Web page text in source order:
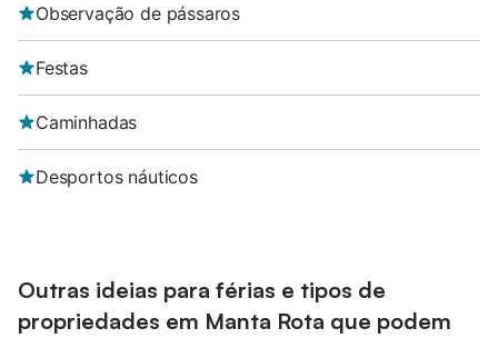
Observação de pássaros
Festas
Caminhadas
Desportos náuticos
Outras ideias para férias e tipos de
propriedades em Manta Rota que podem